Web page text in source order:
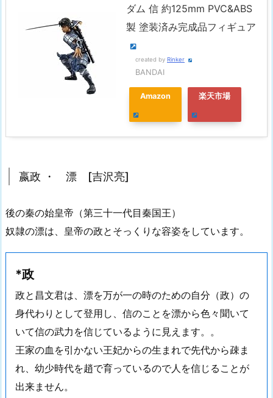
ダム 信 約125mm PVC&ABS
製 塗装済み完成品フィギュア
created by Rinker
BANDAI
Amazon 楽天市場
嬴政 ・ 漂 [吉沢亮]
後の秦の始皇帝（第三十一代目秦国王）
奴隷の漂は、皇帝の政とそっくりな容姿をしています。
*政
政と昌文君は、漂を万が一の時のための自分（政）の
身代わりとして登用し、信のことを漂から色々聞いて
いて信の武力を信じているように見えます。。
王家の血を引かない王妃からの生まれで先代から疎ま
れ、幼少時代を趙で育っているので人を信じることが
出来ません。